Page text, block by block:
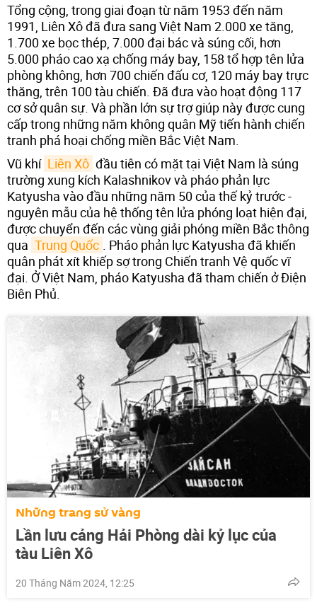
Tổng cộng, trong giai đoạn từ năm 1953 đến năm
1991, Liên Xô đã đưa sang Việt Nam 2.000 xe tăng,
1.700 xe bọc thép, 7.000 đại bác và súng cối, hơn
5.000 pháo cao xạ chống máy bay, 158 tổ hợp tên lửa
phòng không, hơn 700 chiến đấu cơ, 120 máy bay trực
thăng, trên 100 tàu chiến. Đã đưa vào hoạt động 117
cơ sở quân sự. Và phần lớn sự trợ giúp này được cung
cấp trong những năm không quân Mỹ tiến hành chiến
tranh phá hoại chống miền Bắc Việt Nam.
Vũ khí Liên Xô đầu tiên có mặt tại Việt Nam là súng
trường xung kích Kalashnikov và pháo phản lực
Katyusha vào đầu những năm 50 của thế kỷ trước -
nguyên mẫu của hệ thống tên lửa phóng loạt hiện đại,
được chuyển đến các vùng giải phóng miền Bắc thông
qua Trung Quốc
. Pháo phản lực Katyusha đã khiến
quân phát xít khiếp sợ trong Chiến tranh Vệ quốc vĩ
đại. Ở Việt Nam, pháo Katyusha đã tham chiến ở Điện
Biên Phủ.
Những trang sử vàng
Lần lưu cảng Hải Phòng dài kỷ lục của
tàu Liên Xô
20 Tháng Năm 2024, 12:25